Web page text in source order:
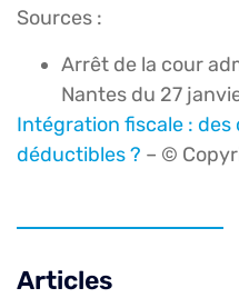
Sources :
Arrêt de la cour
Nantes du 27
Intégration fiscale :
déductibles ? – ©
Articles